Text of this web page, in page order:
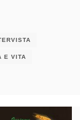
E VITA